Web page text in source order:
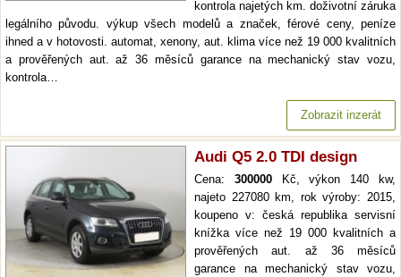
kontrola najetých km. doživotní záruka
legálního původu. výkup všech modelů a značek, férové ceny, peníze
ihned a v hotovosti. automat, xenony, aut. klima více než 19 000 kvalitních
a prověřených aut. až 36 měsíců garance na mechanický stav vozu,
kontrola…
Zobrazit inzerát
Audi Q5 2.0 TDI design
Cena: 300000Kč, výkon 140 kw,
najeto 227080 km, rok výroby: 2015,
koupeno v: česká republika servisní
knížka více než 19 000 kvalitních a
prověřených aut. až 36 měsíců
garance na mechanický stav vozu,